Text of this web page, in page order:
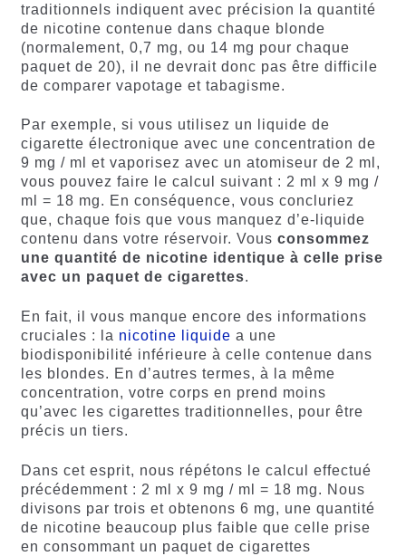
traditionnels indiquent avec précision la quantité
de nicotine contenue dans chaque blonde
(normalement, 0,7 mg, ou 14 mg pour chaque
paquet de 20), il ne devrait donc pas être difficile
de comparer vapotage et tabagisme.
Par exemple, si vous utilisez un liquide de
cigarette électronique avec une concentration de
9 mg / ml et vaporisez avec un atomiseur de 2 ml,
vous pouvez faire le calcul suivant : 2 ml x 9 mg /
ml = 18 mg. En conséquence, vous concluriez
que, chaque fois que vous manquez d’e-liquide
contenu dans votre réservoir. Vous consommez
une quantité de nicotine identique à celle prise
avec un paquet de cigarettes.
En fait, il vous manque encore des informations
cruciales : la nicotine liquide a une
biodisponibilité inférieure à celle contenue dans
les blondes. En d’autres termes, à la même
concentration, votre corps en prend moins
qu’avec les cigarettes traditionnelles, pour être
précis un tiers.
Dans cet esprit, nous répétons le calcul effectué
précédemment : 2 ml x 9 mg / ml = 18 mg. Nous
divisons par trois et obtenons 6 mg, une quantité
de nicotine beaucoup plus faible que celle prise
en consommant un paquet de cigarettes